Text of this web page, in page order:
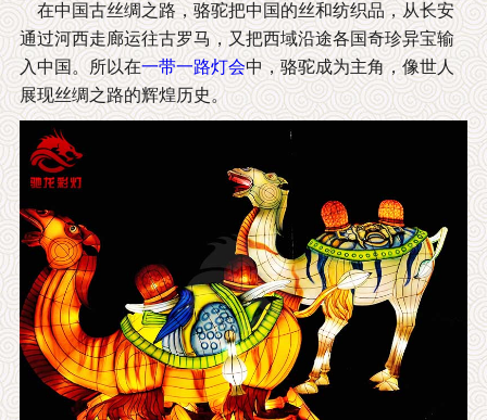
在中国古丝绸之路，骆驼把中国的丝和纺织品，从长安
通过河西走廊运往古罗马，又把西域沿途各国奇珍异宝输
入中国。所以在一带一路灯会中，骆驼成为主角，像世人
展现丝绸之路的辉煌历史。